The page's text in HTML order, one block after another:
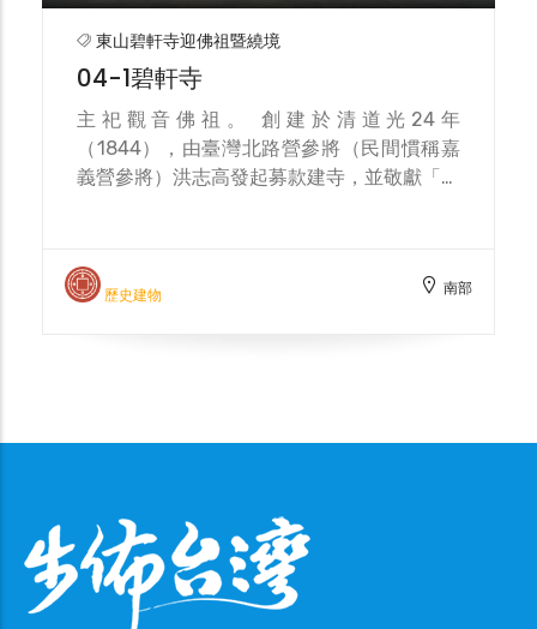
東山碧軒寺迎佛祖暨繞境
04-1碧軒寺
主祀觀音佛祖。 創建於清道光24年
（1844），由臺灣北路營參將（民間慣稱嘉
義營參將）洪志高發起募款建寺，並敬獻「碧
里及白河四里居民共同參與祭祀和修建，而逐
漸成為地方信仰中心。
歷史建物 南部